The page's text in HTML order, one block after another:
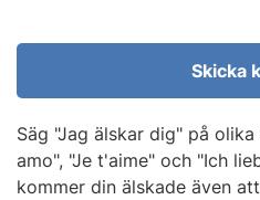
Skicka
Säg "Jag älskar dig" på
amo", "Je t'aime" och "Ich
kommer din älskade även